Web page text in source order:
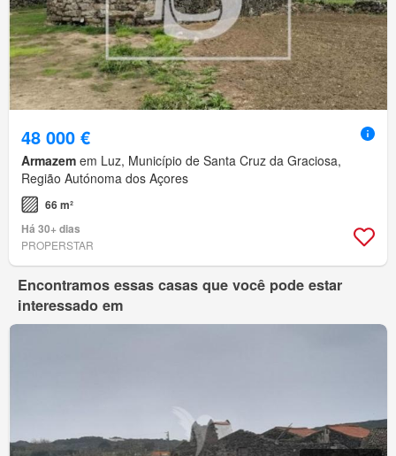
48 000 €
Armazem em Luz, Município de Santa Cruz da Graciosa,
Região Autónoma dos Açores
66 m²
Há 30+ dias
PROPERSTAR
Encontramos essas casas que você pode estar
interessado em